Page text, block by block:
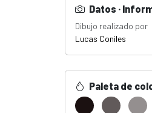
Datos ·
Dibujo realizado por
Lucas Coniles
Paleta de